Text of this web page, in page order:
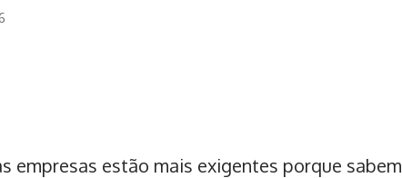
empresas estão mais exigentes porque sabem